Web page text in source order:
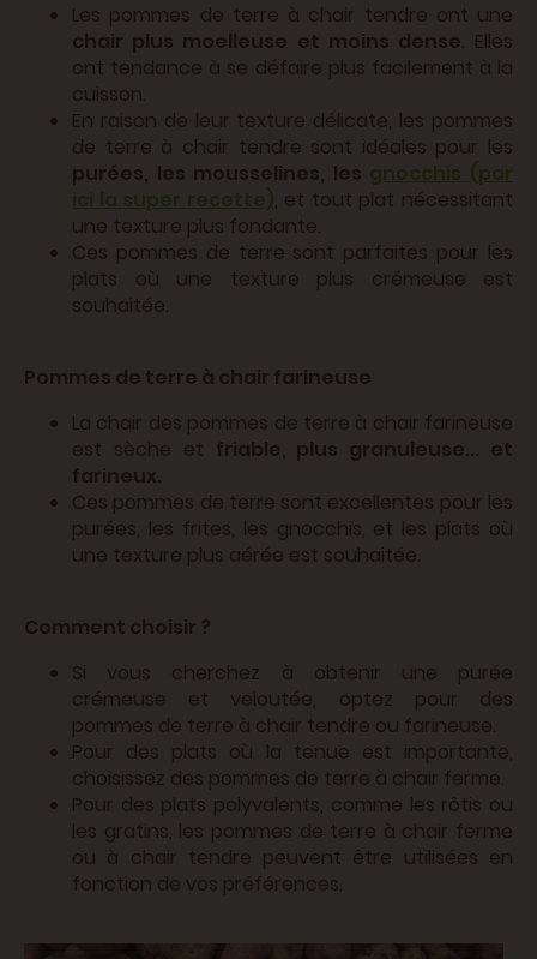
Les pommes de terre à chair tendre ont une
chair plus moelleuse et moins dense. Elles
ont tendance à se défaire plus facilement à la
cuisson.
En raison de leur texture délicate, les pommes
de terre à chair tendre sont idéales pour les
purées, les mousselines, les gnocchis (par
ici la super recette), et tout plat nécessitant
une texture plus fondante.
Ces pommes de terre sont parfaites pour les
plats où une texture plus crémeuse est
souhaitée.
Pommes de terre à chair farineuse
La chair des pommes de terre à chair farineuse
est sèche et friable, plus granuleuse... et
farineux.
Ces pommes de terre sont excellentes pour les
purées, les frites, les gnocchis, et les plats où
une texture plus aérée est souhaitée.
Comment choisir ?
Si vous cherchez à obtenir une purée
crémeuse et veloutée, optez pour des
pommes de terre à chair tendre ou farineuse.
Pour des plats où la tenue est importante,
choisissez des pommes de terre à chair ferme.
Pour des plats polyvalents, comme les rôtis ou
les gratins, les pommes de terre à chair ferme
ou à chair tendre peuvent être utilisées en
fonction de vos préférences.